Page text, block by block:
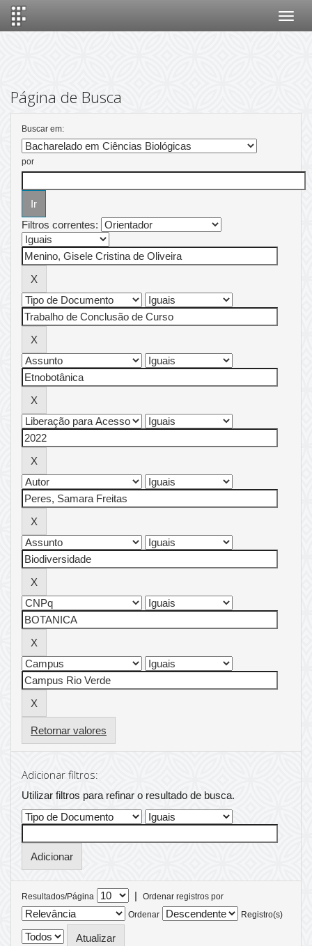
Página de Busca
Buscar em:
por
Filtros correntes:
Retornar valores
Adicionar filtros:
Utilizar filtros para refinar o resultado de busca.
Resultados/Página |
Ordenar registros por
Ordenar
Registro(s)